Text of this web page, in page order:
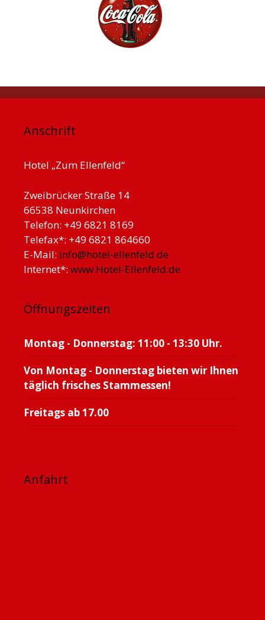
Anschrift
Hotel „Zum Ellenfeld“
Zweibrücker Straße 14
66538 Neunkirchen
Telefon: +49 6821 8169
Telefax*: +49 6821 864660
E-Mail: info@hotel-ellenfeld.de
Internet*: www.Hotel-Ellenfeld.de
Öffnungszeiten
Montag - Donnerstag: 11:00 - 13:30 Uhr.
Von Montag - Donnerstag bieten wir Ihnen
täglich frisches Stammessen!
Freitags ab 17.00
Anfahrt